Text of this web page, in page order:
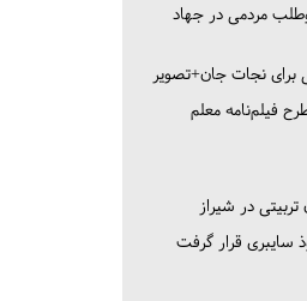
مردمی در جهاد
نجات جان+تصویر
فیلم‌نامه معلم
در شیراز
سایبری قرار گرفت